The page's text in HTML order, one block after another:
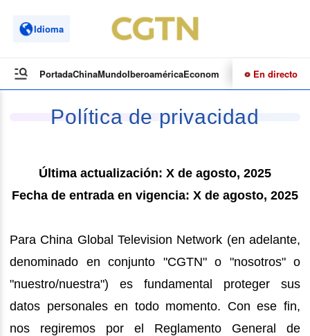
Idioma
PortadaChinaMundoIberoaméricaEconomía CulturaDeportes
En directo
Política de privacidad
Última actualización: X de agosto, 2025
Fecha de entrada en vigencia: X de agosto, 2025
Para China Global Television Network (en adelante,
denominado en conjunto "CGTN" o "nosotros" o
"nuestro/nuestra") es fundamental proteger sus
datos personales en todo momento. Con ese fin,
nos regiremos por el Reglamento General de